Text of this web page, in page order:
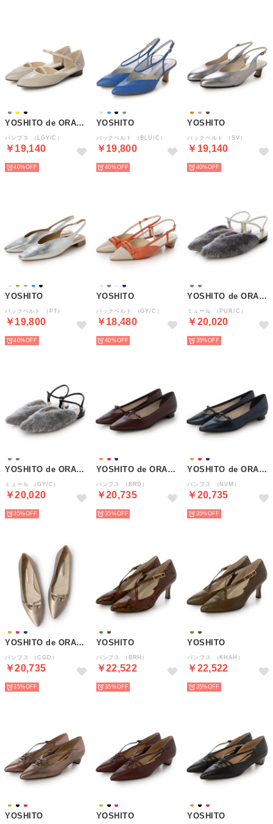
YOSHITO de ORANGE
パンプス （LGY/C）
￥19,140
40%
YOSHITO
バックベルト （BLU/C）
￥19,800
40%
YOSHITO
バックベルト （SV）
￥19,140
40%
YOSHITO
バックベルト （PT）
￥19,800
40%
YOSHITO
バックベルト （GY/C）
￥18,480
40%
YOSHITO de ORANGE
ミュール （PUR/C）
￥20,020
35%
YOSHITO de ORANGE
ミュール （GY/C）
￥20,020
35%
YOSHITO de ORANGE
パンプス （BRD）
￥20,735
35%
YOSHITO de ORANGE
パンプス （NVM）
￥20,735
35%
YOSHITO de ORANGE
パンプス （CGD）
￥20,735
35%
YOSHITO
パンプス （BRH）
￥22,522
35%
YOSHITO
パンプス （KHAH）
￥22,522
35%
YOSHITO YOSHITO YOSHITO